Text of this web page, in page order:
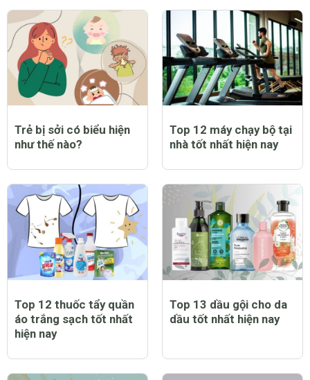
Trẻ bị sởi có biểu hiện
như thế nào?
Top 12 máy chạy bộ tại
nhà tốt nhất hiện nay
Top 12 thuốc tẩy quần
áo trắng sạch tốt nhất
hiện nay
Top 13 dầu gội cho da
dầu tốt nhất hiện nay